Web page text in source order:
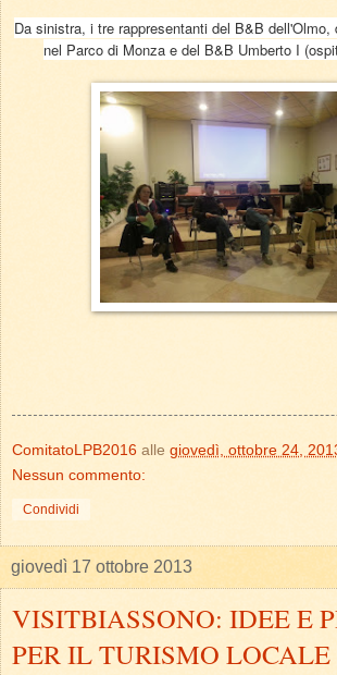
Da sinistra, i tre rappresentanti del B&B
nel Parco di Monza e del B&B Umberto I
ComitatoLPB2016 alle giovedì, ottobre 24,
Nessun commento:
Condividi
giovedì 17 ottobre 2013
VISITBIASSONO: IDEE E
PER IL TURISMO LOCALE